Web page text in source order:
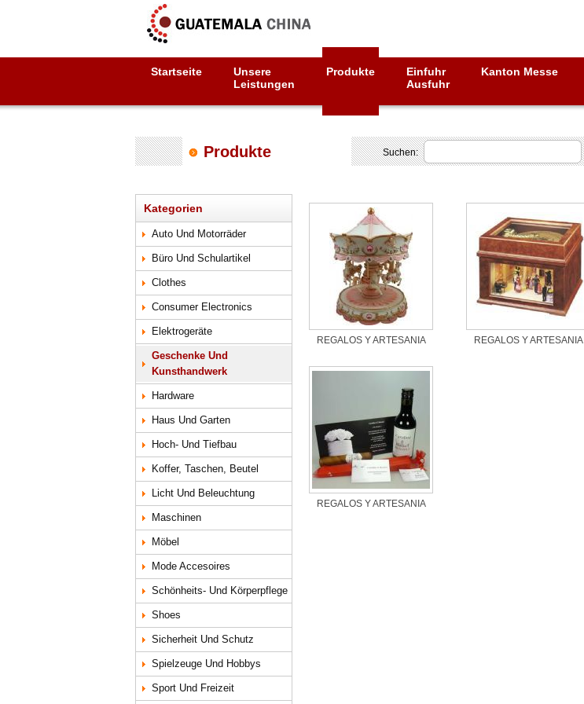
Startseite
Unsere
Leistungen
Produkte
Einfuhr
Ausfuhr
Kanton Messe
Produkte Suchen:
Kategorien
Auto Und Motorräder
Büro Und Schulartikel
Clothes
Consumer Electronics
Elektrogeräte
Geschenke Und
Kunsthandwerk
Hardware
Haus Und Garten
Hoch- Und Tiefbau
Koffer, Taschen, Beutel
Licht Und Beleuchtung
Maschinen
Möbel
Mode Accesoires
Schönheits- Und Körperpflege
Shoes
Sicherheit Und Schutz
Spielzeuge Und Hobbys
Sport Und Freizeit
REGALOS Y ARTESANIA REGALOS Y ARTESANIA
REGALOS Y ARTESANIA